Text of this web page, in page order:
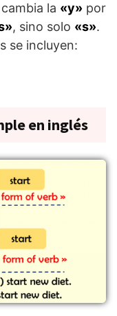
la «y» por
, sino solo «s».
se incluyen:
en inglés